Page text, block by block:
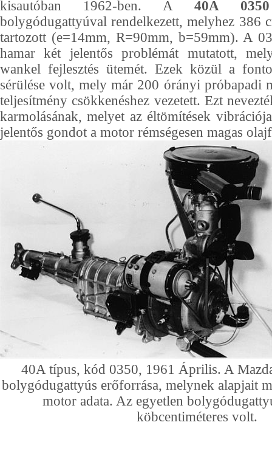
kisautóban 1962-ben. A 40A 0350
bolygódugattyúval rendelkezett, melyhez 386
tartozott (e=14mm, R=90mm, b=59mm). A
hamar két jelentős problémát mutatott,
wankel fejlesztés ütemét. Ezek közül a
sérülése volt, mely már 200 órányi próbapadi
teljesítmény csökkenéshez vezetett. Ezt
karmolásának, melyet az éltömítések
jelentős gondot a motor rémségesen magas
40A típus, kód 0350, 1961 Április. A
bolygódugattyús erőforrása, melynek alapjait
motor adata. Az egyetlen
köbcentiméteres volt.